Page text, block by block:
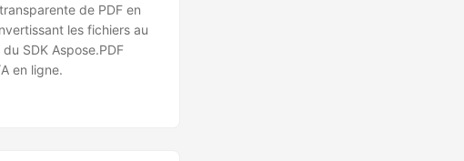
de PDF en
les fichiers au
SDK Aspose.PDF
en ligne.